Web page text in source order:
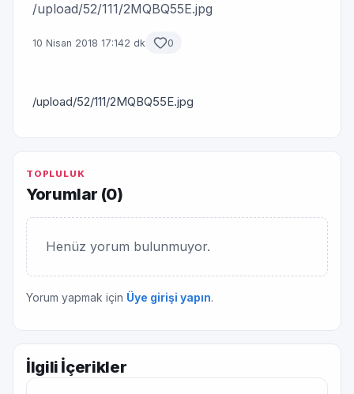
/upload/52/111/2MQBQ55E.jpg
10 Nisan 2018 17:142 dk 0
/upload/52/111/2MQBQ55E.jpg
TOPLULUK
Yorumlar (0)
Henüz yorum bulunmuyor.
Yorum yapmak için Üye girişi yapın.
İlgili İçerikler